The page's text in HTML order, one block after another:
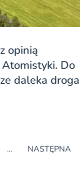
opinią
Do
daleka droga
…
NASTĘPNA